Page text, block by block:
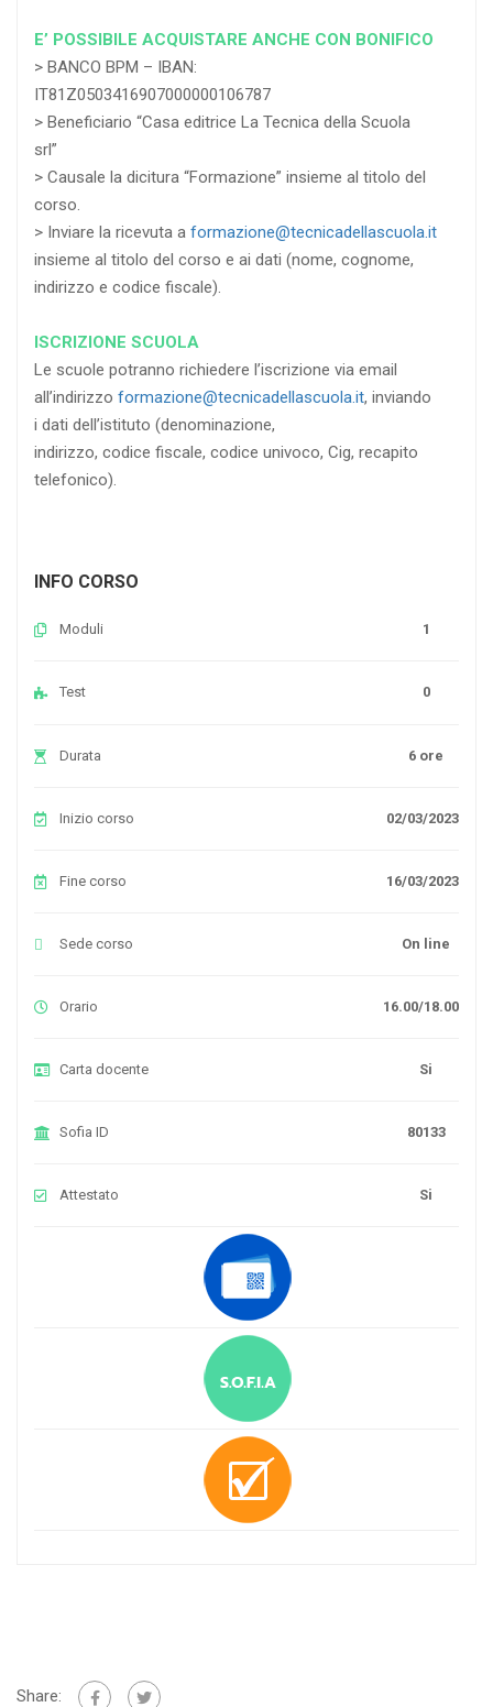
E’ POSSIBILE ACQUISTARE ANCHE CON BONIFICO
> BANCO BPM – IBAN:
IT81Z0503416907000000106787
> Beneficiario “Casa editrice La Tecnica della Scuola
srl”
> Causale la dicitura “Formazione” insieme al titolo del
corso.
> Inviare la ricevuta a formazione@tecnicadellascuola.it
insieme al titolo del corso e ai dati (nome, cognome,
indirizzo e codice fiscale).
ISCRIZIONE SCUOLA
Le scuole potranno richiedere l’iscrizione via email
all’indirizzo formazione@tecnicadellascuola.it, inviando
i dati dell’istituto (denominazione,
indirizzo, codice fiscale, codice univoco, Cig, recapito
telefonico).
INFO CORSO
Moduli 1
Test 0
Durata 6 ore
Inizio corso 02/03/2023
Fine corso 16/03/2023
Sede corso On line
Orario 16.00/18.00
Carta docente Si
Sofia ID 80133
Attestato Si
Share: